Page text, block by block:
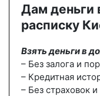
Дам деньги
расписку
Взять деньги в
– Без залога и
– Кредитная
– Без страховок